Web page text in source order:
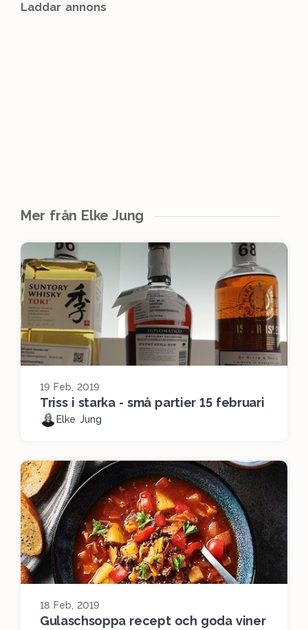
Laddar annons
Mer från Elke Jung
19 Feb, 2019
Triss i starka - små partier 15 februari
Elke Jung
18 Feb, 2019
Gulaschsoppa recept och goda viner